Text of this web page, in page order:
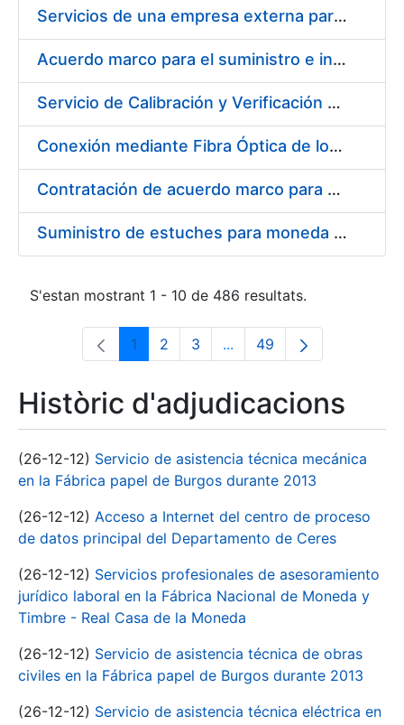
Servicios de una empresa externa para el asesoramiento y resolución de los recursos de alzada que se presentan relacionados con procesos de selección para la FNMT-RCM
Acuerdo marco para el suministro e instalación de persianas, estores y otros complementos
Servicio de Calibración y Verificación Externa de los Equipos de Medición del Servicio de Prevención de la FNMT-RCM
Conexión mediante Fibra Óptica de los Centros de Proceso de Datos (CPDs) de las sedes de la FNMT-RCM de Burgos y Madrid
Contratación de acuerdo marco para el Suministro de Material de Electricidad para la Fábrica Nacional de Moneda y Timbre-Real Casa de la Moneda en su centro de trabajo de Burgos
Suministro de estuches para moneda de 30 €
S'estan mostrant 1 - 10 de 486 resultats.
Pàgina
1 Pàgina
2 Pàgina
3 ...Pàgines intermèdies
Pàgina
49
Històric d'adjudicacions
(26-12-12) Servicio de asistencia técnica mecánica
en la Fábrica papel de Burgos durante 2013
(26-12-12) Acceso a Internet del centro de proceso
de datos principal del Departamento de Ceres
(26-12-12) Servicios profesionales de asesoramiento
jurídico laboral en la Fábrica Nacional de Moneda y
Timbre - Real Casa de la Moneda
(26-12-12) Servicio de asistencia técnica de obras
civiles en la Fábrica papel de Burgos durante 2013
(26-12-12) Servicio de asistencia técnica eléctrica en